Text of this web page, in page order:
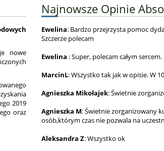
nowe
2019
oraz
Najnowsze Opinie
Ewelina: Bardzo przejrzysta pomoc
Szczerze polecam
Ewelina : Super, polecam całym sercem.
MarcinL: Wszystko tak jak w opisie. W
Agnieszka Mikołajek: Świetnie
Agnieszka M: Świetnie zorganizowany
osób,którym czas nie pozwala na
Aleksandra Z: Wszystko ok